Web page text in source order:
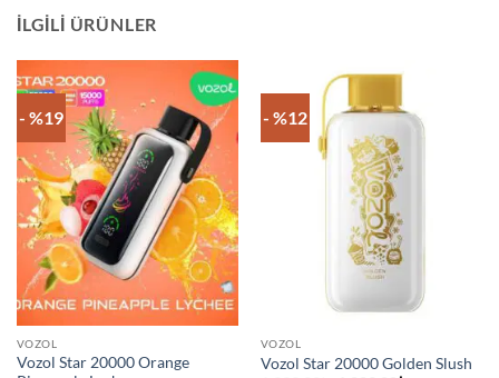
İLGILI ÜRÜNLER
- %19
VOZOL
Vozol Star 20000 Orange
- %12
VOZOL
Vozol Star 20000 Golden Slush